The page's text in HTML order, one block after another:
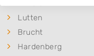
Lutten
Brucht
Hardenberg